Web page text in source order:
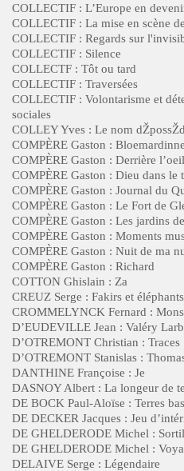
COLLECTIF : L’Europe en
COLLECTIF : La mise en scène
COLLECTIF : Regards sur
COLLECTIF : Silence
COLLECTF : Tôt ou tard
COLLECTIF : Traversées
COLLECTIF : Volontarisme et
sociales
COLLEY Yves : Le nom
COMPÈRE Gaston :
COMPÈRE Gaston : Derrière l’oeil
COMPÈRE Gaston : Dieu dans le
COMPÈRE Gaston : Journal du
COMPÈRE Gaston : Le Fort de
COMPÈRE Gaston : Les jardins
COMPÈRE Gaston : Moments
COMPÈRE Gaston : Nuit de ma
COMPÈRE Gaston : Richard
COTTON Ghislain : Za
CREUZ Serge : Fakirs et éléphants
CROMMELYNCK Fernard :
D’EUDEVILLE Jean : Valéry
D’OTREMONT Christian : Traces
D’OTREMONT Stanislas :
DANTHINE Françoise : Je
DASNOY Albert : La longeur de
DE BOCK Paul-Aloïse : Terres
DE DECKER Jacques : Jeu
DE GHELDERODE Michel :
DE GHELDERODE Michel :
DELAIVE Serge : Légendaire